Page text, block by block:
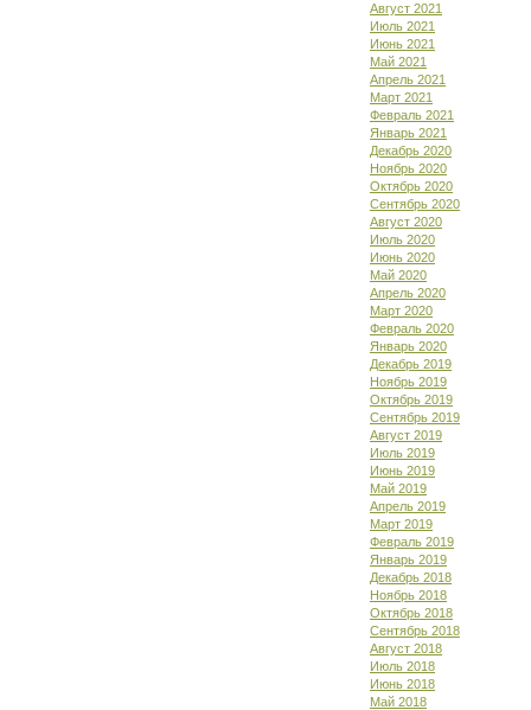
Август 2021
Июль 2021
Июнь 2021
Май 2021
Апрель 2021
Март 2021
Февраль 2021
Январь 2021
Декабрь 2020
Ноябрь 2020
Октябрь 2020
Сентябрь 2020
Август 2020
Июль 2020
Июнь 2020
Май 2020
Апрель 2020
Март 2020
Февраль 2020
Январь 2020
Декабрь 2019
Ноябрь 2019
Октябрь 2019
Сентябрь 2019
Август 2019
Июль 2019
Июнь 2019
Май 2019
Апрель 2019
Март 2019
Февраль 2019
Январь 2019
Декабрь 2018
Ноябрь 2018
Октябрь 2018
Сентябрь 2018
Август 2018
Июль 2018
Июнь 2018
Май 2018